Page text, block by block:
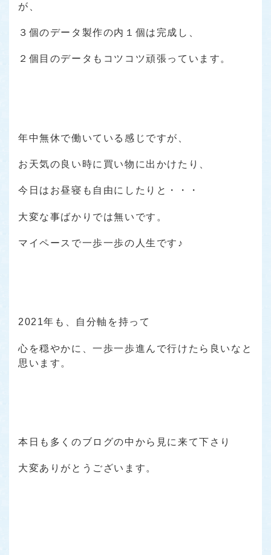
が、
３個のデータ製作の内１個は完成し、
２個目のデータもコツコツ頑張っています。
年中無休で働いている感じですが、
お天気の良い時に買い物に出かけたり、
今日はお昼寝も自由にしたりと・・・
大変な事ばかりでは無いです。
マイペースで一歩一歩の人生です♪
2021年も、自分軸を持って
心を穏やかに、一歩一歩進んで行けたら良いなと
思います。
本日も多くのブログの中から見に来て下さり
大変ありがとうございます。